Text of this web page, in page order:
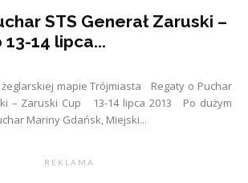
STS Generał Zaruski –
14 lipca...
mapie Trójmiasta Regaty o Puchar
– Zaruski Cup 13-14 lipca 2013 Po dużym
Mariny Gdańsk, Miejski...
R E K L A M A